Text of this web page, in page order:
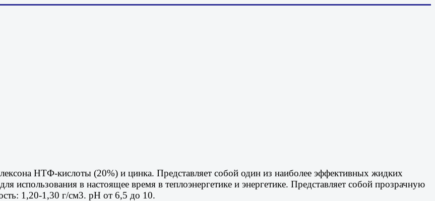
НТФ-кислоты (20%) и цинка. Представляет собой один из наиболее эффективных жидких
использования в настоящее время в теплоэнергетике и энергетике. Представляет собой прозрачную
1,20-1,30 г/см3. рН от 6,5 до 10.